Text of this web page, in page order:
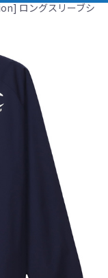
ロングスリーブシ